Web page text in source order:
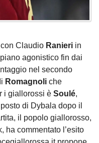
Claudio Ranieri in
agonistico fin dai
nel secondo
Romagnoli che
i giallorossi è Soulé,
di Dybala dopo il
il popolo giallorosso,
ha commentato l’esito